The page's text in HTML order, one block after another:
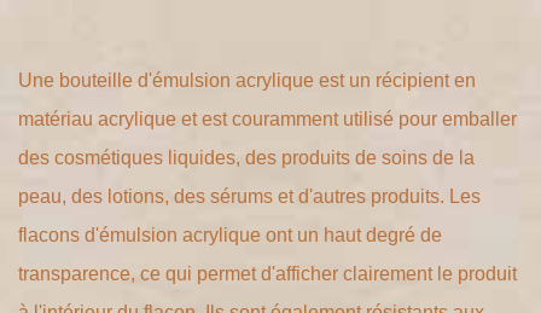
Une bouteille d'émulsion acrylique est un récipient en
matériau acrylique et est couramment utilisé pour emballer
des cosmétiques liquides, des produits de soins de la
peau, des lotions, des sérums et d'autres produits. Les
flacons d'émulsion acrylique ont un haut degré de
transparence, ce qui permet d'afficher clairement le produit